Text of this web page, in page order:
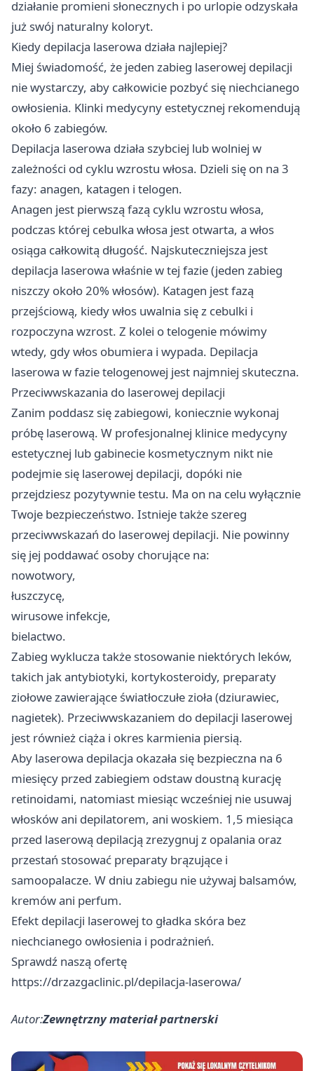
działanie promieni słonecznych i po urlopie odzyskała
już swój naturalny koloryt.
Kiedy depilacja laserowa działa najlepiej?
Miej świadomość, że jeden zabieg laserowej depilacji
nie wystarczy, aby całkowicie pozbyć się niechcianego
owłosienia. Klinki medycyny estetycznej rekomendują
około 6 zabiegów.
Depilacja laserowa działa szybciej lub wolniej w
zależności od cyklu wzrostu włosa. Dzieli się on na 3
fazy: anagen, katagen i telogen.
Anagen jest pierwszą fazą cyklu wzrostu włosa,
podczas której cebulka włosa jest otwarta, a włos
osiąga całkowitą długość. Najskuteczniejsza jest
depilacja laserowa właśnie w tej fazie (jeden zabieg
niszczy około 20% włosów). Katagen jest fazą
przejściową, kiedy włos uwalnia się z cebulki i
rozpoczyna wzrost. Z kolei o telogenie mówimy
wtedy, gdy włos obumiera i wypada. Depilacja
laserowa w fazie telogenowej jest najmniej skuteczna.
Przeciwwskazania do laserowej depilacji
Zanim poddasz się zabiegowi, koniecznie wykonaj
próbę laserową. W profesjonalnej klinice medycyny
estetycznej lub gabinecie kosmetycznym nikt nie
podejmie się laserowej depilacji, dopóki nie
przejdziesz pozytywnie testu. Ma on na celu wyłącznie
Twoje bezpieczeństwo. Istnieje także szereg
przeciwwskazań do laserowej depilacji. Nie powinny
się jej poddawać osoby chorujące na:
nowotwory,
łuszczycę,
wirusowe infekcje,
bielactwo.
Zabieg wyklucza także stosowanie niektórych leków,
takich jak antybiotyki, kortykosteroidy, preparaty
ziołowe zawierające światłoczułe zioła (dziurawiec,
nagietek). Przeciwwskazaniem do depilacji laserowej
jest również ciąża i okres karmienia piersią.
Aby laserowa depilacja okazała się bezpieczna na 6
miesięcy przed zabiegiem odstaw doustną kurację
retinoidami, natomiast miesiąc wcześniej nie usuwaj
włosków ani depilatorem, ani woskiem. 1,5 miesiąca
przed laserową depilacją zrezygnuj z opalania oraz
przestań stosować preparaty brązujące i
samoopalacze. W dniu zabiegu nie używaj balsamów,
kremów ani perfum.
Efekt depilacji laserowej to gładka skóra bez
niechcianego owłosienia i podrażnień.
Sprawdź naszą ofertę
https://drzazgaclinic.pl/depilacja-laserowa/
Autor:Zewnętrzny materiał partnerski